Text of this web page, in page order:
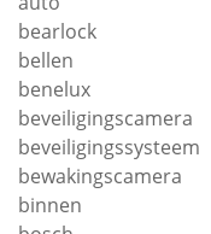
bearlock
bellen
benelux
beveiligingscamera
beveiligingssysteem
bewakingscamera
binnen